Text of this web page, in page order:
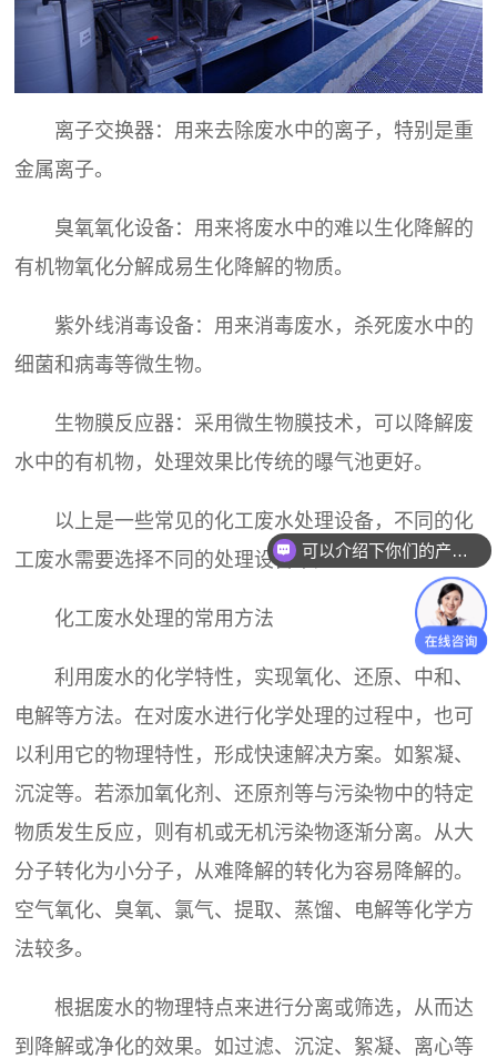
离子交换器：用来去除废水中的离子，特别是重
金属离子。
臭氧氧化设备：用来将废水中的难以生化降解的
有机物氧化分解成易生化降解的物质。
紫外线消毒设备：用来消毒废水，杀死废水中的
细菌和病毒等微生物。
生物膜反应器：采用微生物膜技术，可以降解废
水中的有机物，处理效果比传统的曝气池更好。
以上是一些常见的化工废水处理设备，不同的化
工废水需要选择不同的处理设备来处理。
化工废水处理的常用方法
利用废水的化学特性，实现氧化、还原、中和、
电解等方法。在对废水进行化学处理的过程中，也可
以利用它的物理特性，形成快速解决方案。如絮凝、
沉淀等。若添加氧化剂、还原剂等与污染物中的特定
物质发生反应，则有机或无机污染物逐渐分离。从大
分子转化为小分子，从难降解的转化为容易降解的。
空气氧化、臭氧、氯气、提取、蒸馏、电解等化学方
法较多。
根据废水的物理特点来进行分离或筛选，从而达
到降解或净化的效果。如过滤、沉淀、絮凝、离心等
可以介绍下你们的产品么？